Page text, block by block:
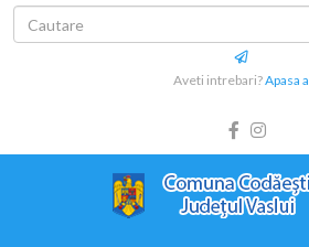
Aveti intrebari?Apasa